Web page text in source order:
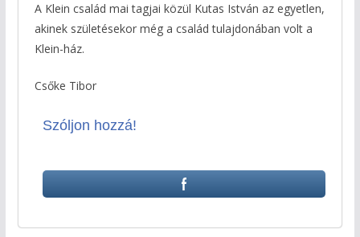
A Klein család mai tagjai közül Kutas István az egyetlen,
akinek születésekor még a család tulajdonában volt a
Klein-ház.
Csőke Tibor
Szóljon hozzá!